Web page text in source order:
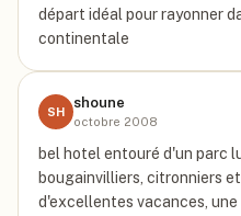
départ idéal pour rayonner
continentale
SH
shoune
octobre 2008
bel hotel entouré d'un parc
bougainvilliers, citronniers
d'excellentes vacances,